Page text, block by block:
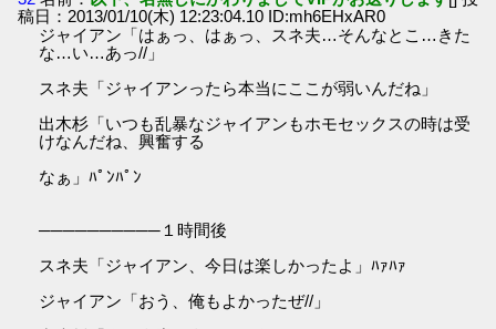
稿日：2013/01/10(木) 12:23:04.10 ID:mh6EHxAR0
ジャイアン「はぁっ、はぁっ、スネ夫…そんなとこ…きた
な…い…あっ//」
スネ夫「ジャイアンったら本当にここが弱いんだね」
出木杉「いつも乱暴なジャイアンもホモセックスの時は受
けなんだね、興奮する
なぁ」ﾊﾟﾝﾊﾟﾝ
──────────１時間後
スネ夫「ジャイアン、今日は楽しかったよ」ﾊｧﾊｧ
ジャイアン「おう、俺もよかったぜ//」